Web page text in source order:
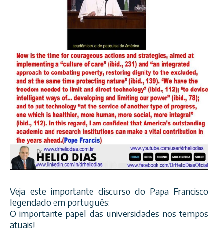
Veja este importante discurso do Papa Francisco
legendado em português:
O importante papel das universidades nos tempos
atuais!